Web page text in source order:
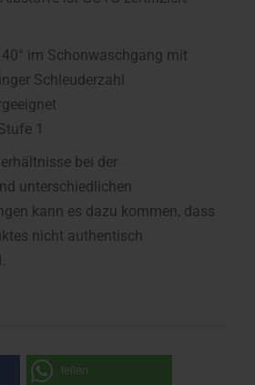
im Schonwaschgang mit
Schleuderzahl
1
bei der
unterschiedlichen
kann es dazu kommen, dass
nicht authentisch
teilen